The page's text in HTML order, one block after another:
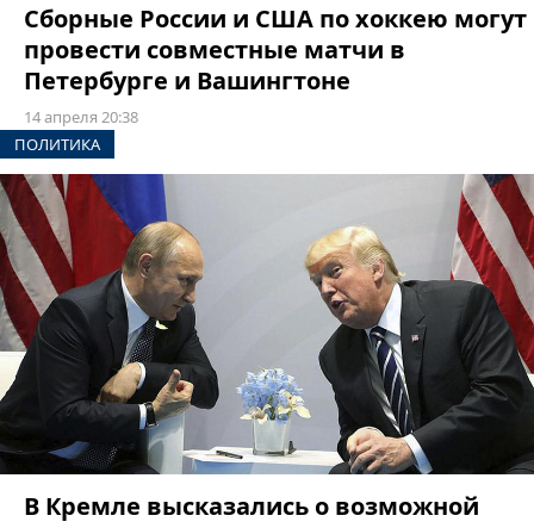
Сборные России и США по хоккею могут
провести совместные матчи в
Петербурге и Вашингтоне
14 апреля 20:38
ПОЛИТИКА
В Кремле высказались о возможной